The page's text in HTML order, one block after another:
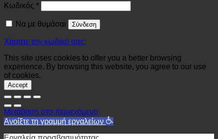
Κωδικός *Απαιτείται
Να με θυμάσαι Σύνδεση
Χάσατε τον κωδικό σας;
This site uses cookies to offer you a better browsing
experience. By browsing this website, you agree to our use
of cookies.
Accept
Μετάβαση στο περιεχόμενο
Ανοίξτε τη γραμμή εργαλείων